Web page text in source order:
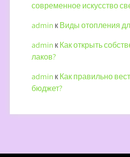
современное искусство
admin кВиды отопления
admin кКак открыть
лаков?
admin кКак правильно
бюджет?